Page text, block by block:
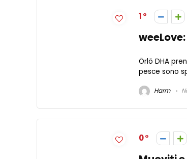
1
Örlö DHA
pesce sono
Harm
0